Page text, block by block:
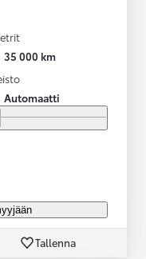
35 000 km
Automaatti
Tallenna